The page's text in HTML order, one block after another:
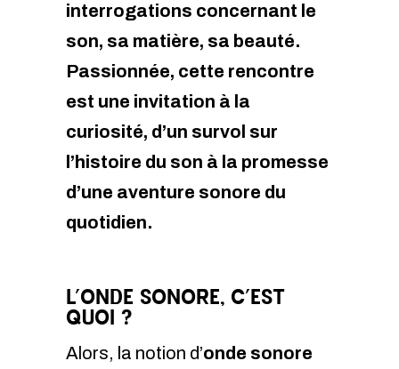
interrogations concernant le
son, sa matière, sa beauté.
Passionnée, cette rencontre
est une invitation à la
curiosité, d’un survol sur
l’histoire du son à la promesse
d’une aventure sonore du
quotidien.
L’ONDE SONORE, C’EST
QUOI ?
Alors, la notion d’onde sonore